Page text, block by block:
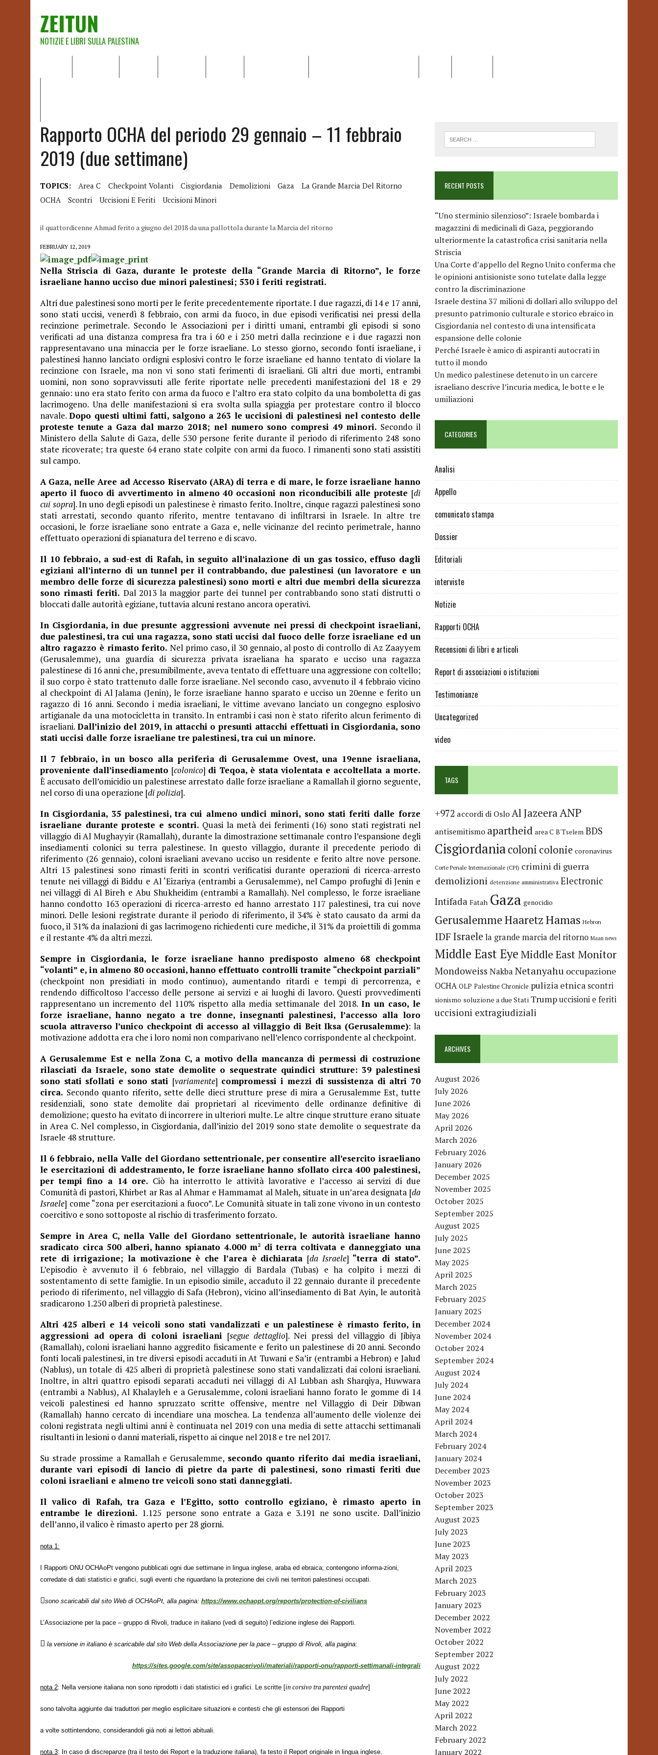
ZEITUN
NOTIZIE E LIBRI SULLA PALESTINA
Rapporto OCHA del periodo 29 gennaio – 11 febbraio
2019 (due settimane)
TOPICS: Area C Checkpoint Volanti Cisgiordania Demolizioni Gaza
La Grande Marcia Del Ritorno
OCHA
Scontri Uccisioni E Feriti Uccisioni Minori
il quattordicenne Ahmad ferito a giugno del 2018 da una pallottola durante la Marcia del ritorno
FEBRUARY 12, 2019
Nella Striscia di Gaza, durante le proteste della “Grande Marcia di Ritorno”, le forze
israeliane hanno ucciso due minori palestinesi; 530 i feriti registrati.
Altri due palestinesi sono morti per le ferite precedentemente riportate. I due ragazzi, di 14 e 17 anni,
sono stati uccisi, venerdì 8 febbraio, con armi da fuoco, in due episodi verificatisi nei pressi della
recinzione perimetrale. Secondo le Associazioni per i diritti umani, entrambi gli episodi si sono
verificati ad una distanza compresa fra tra i 60 e i 250 metri dalla recinzione e i due ragazzi non
rappresentavano una minaccia per le forze israeliane. Lo stesso giorno, secondo fonti israeliane, i
palestinesi hanno lanciato ordigni esplosivi contro le forze israeliane ed hanno tentato di violare la
recinzione con Israele, ma non vi sono stati ferimenti di israeliani. Gli altri due morti, entrambi
uomini, non sono sopravvissuti alle ferite riportate nelle precedenti manifestazioni del 18 e 29
gennaio: uno era stato ferito con arma da fuoco e l’altro era stato colpito da una bomboletta di gas
lacrimogeno. Una delle manifestazioni si era svolta sulla spiaggia per protestare contro il blocco
navale.Dopo questi ultimi fatti, salgono a 263 le uccisioni di palestinesi nel contesto delle
proteste tenute a Gaza dal marzo 2018; nel numero sono compresi 49 minori. Secondo il
Ministero della Salute di Gaza, delle 530 persone ferite durante il periodo di riferimento 248 sono
state ricoverate; tra queste 64 erano state colpite con armi da fuoco. I rimanenti sono stati assistiti
sul campo.
A Gaza, nelle Aree ad Accesso Riservato (ARA) di terra e di mare, le forze israeliane hanno
aperto il fuoco di avvertimento in almeno 40 occasioni non riconducibili alle proteste [di
cui sopra]. In uno degli episodi un palestinese è rimasto ferito. Inoltre, cinque ragazzi palestinesi sono
stati arrestati, secondo quanto riferito, mentre tentavano di infiltrarsi in Israele. In altre tre
occasioni, le forze israeliane sono entrate a Gaza e, nelle vicinanze del recinto perimetrale, hanno
effettuato operazioni di spianatura del terreno e di scavo.
Il 10 febbraio, a sud-est di Rafah, in seguito all’inalazione di un gas tossico, effuso dagli
egiziani all’interno di un tunnel per il contrabbando, due palestinesi (un lavoratore e un
membro delle forze di sicurezza palestinesi) sono morti e altri due membri della sicurezza
sono rimasti feriti. Dal 2013 la maggior parte dei tunnel per contrabbando sono stati distrutti o
bloccati dalle autorità egiziane, tuttavia alcuni restano ancora operativi.
In Cisgiordania, in due presunte aggressioni avvenute nei pressi di checkpoint israeliani,
due palestinesi, tra cui una ragazza, sono stati uccisi dal fuoco delle forze israeliane ed un
altro ragazzo è rimasto ferito. Nel primo caso, il 30 gennaio, al posto di controllo di Az Zaayyem
(Gerusalemme), una guardia di sicurezza privata israeliana ha sparato e ucciso una ragazza
palestinese di 16 anni che, presumibilmente, aveva tentato di effettuare una aggressione con coltello;
il suo corpo è stato trattenuto dalle forze israeliane. Nel secondo caso, avvenuto il 4 febbraio vicino
al checkpoint di Al Jalama (Jenin), le forze israeliane hanno sparato e ucciso un 20enne e ferito un
ragazzo di 16 anni. Secondo i media israeliani, le vittime avevano lanciato un congegno esplosivo
artigianale da una motocicletta in transito. In entrambi i casi non è stato riferito alcun ferimento di
israeliani. Dall’inizio del 2019, in attacchi o presunti attacchi effettuati in Cisgiordania, sono
stati uccisi dalle forze israeliane tre palestinesi, tra cui un minore.
Il 7 febbraio, in un bosco alla periferia di Gerusalemme Ovest, una 19enne israeliana,
proveniente dall’insediamento [colonico] di Teqoa, è stata violentata e accoltellata a morte.
È accusato dell’omicidio un palestinese arrestato dalle forze israeliane a Ramallah il giorno seguente,
nel corso di una operazione [di polizia].
In Cisgiordania, 35 palestinesi, tra cui almeno undici minori, sono stati feriti dalle forze
israeliane durante proteste e scontri. Quasi la metà dei ferimenti (16) sono stati registrati nel
villaggio di Al Mughayyir (Ramallah), durante la dimostrazione settimanale contro l’espansione degli
insediamenti colonici su terra palestinese. In questo villaggio, durante il precedente periodo di
riferimento (26 gennaio), coloni israeliani avevano ucciso un residente e ferito altre nove persone.
Altri 13 palestinesi sono rimasti feriti in scontri verificatisi durante operazioni di ricerca-arresto
tenute nei villaggi di Biddu e Al ‘Eizariya (entrambi a Gerusalemme), nel Campo profughi di Jenin e
nei villaggi di Al Bireh e Abu Shukheidim (entrambi a Ramallah). Nel complesso, le forze israeliane
hanno condotto 163 operazioni di ricerca-arresto ed hanno arrestato 117 palestinesi, tra cui nove
minori. Delle lesioni registrate durante il periodo di riferimento, il 34% è stato causato da armi da
fuoco, il 31% da inalazioni di gas lacrimogeno richiedenti cure mediche, il 31% da proiettili di gomma
e il restante 4% da altri mezzi.
Sempre in Cisgiordania, le forze israeliane hanno predisposto almeno 68 checkpoint
“volanti” e, in almeno 80 occasioni, hanno effettuato controlli tramite “checkpoint parziali”
(checkpoint non presidiati in modo continuo), aumentando ritardi e tempi di percorrenza, e
rendendo difficoltoso l’accesso delle persone ai servizi e ai luoghi di lavoro. Questi provvedimenti
rappresentano un incremento del 110% rispetto alla media settimanale del 2018. In un caso, le
forze israeliane, hanno negato a tre donne, insegnanti palestinesi, l’accesso alla loro
scuola attraverso l’unico checkpoint di accesso al villaggio di Beit Iksa (Gerusalemme): la
motivazione addotta era che i loro nomi non comparivano nell’elenco corrispondente al checkpoint.
A Gerusalemme Est e nella Zona C, a motivo della mancanza di permessi di costruzione
rilasciati da Israele, sono state demolite o sequestrate quindici strutture: 39 palestinesi
sono stati sfollati e sono stati [variamente] compromessi i mezzi di sussistenza di altri 70
circa. Secondo quanto riferito, sette delle dieci strutture prese di mira a Gerusalemme Est, tutte
residenziali, sono state demolite dai proprietari al ricevimento delle ordinanze definitive di
demolizione; questo ha evitato di incorrere in ulteriori multe. Le altre cinque strutture erano situate
in Area C. Nel complesso, in Cisgiordania, dall’inizio del 2019 sono state demolite o sequestrate da
Israele 48 strutture.
Il 6 febbraio, nella Valle del Giordano settentrionale, per consentire all’esercito israeliano
le esercitazioni di addestramento, le forze israeliane hanno sfollato circa 400 palestinesi,
per tempi fino a 14 ore. Ciò ha interrotto le attività lavorative e l’accesso ai servizi di due
Comunità di pastori, Khirbet ar Ras al Ahmar e Hammamat al Maleh, situate in un’area designata [da
Israele] come “zona per esercitazioni a fuoco”. Le Comunità situate in tali zone vivono in un contesto
coercitivo e sono sottoposte al rischio di trasferimento forzato.
Sempre in Area C, nella Valle del Giordano settentrionale, le autorità israeliane hanno
sradicato circa 500 alberi, hanno spianato 4.000 m2
di terra coltivata e danneggiato una
rete di irrigazione; la motivazione è che l’area è dichiarata [da Israele] “terra di stato”.
L’episodio è avvenuto il 6 febbraio, nel villaggio di Bardala (Tubas) e ha colpito i mezzi di
sostentamento di sette famiglie. In un episodio simile, accaduto il 22 gennaio durante il precedente
periodo di riferimento, nel villaggio di Safa (Hebron), vicino all’insediamento di Bat Ayin, le autorità
sradicarono 1.250 alberi di proprietà palestinese.
Altri 425 alberi e 14 veicoli sono stati vandalizzati e un palestinese è rimasto ferito, in
aggressioni ad opera di coloni israeliani [segue dettaglio]. Nei pressi del villaggio di Jibiya
(Ramallah), coloni israeliani hanno aggredito fisicamente e ferito un palestinese di 20 anni. Secondo
fonti locali palestinesi, in tre diversi episodi accaduti in At Tuwani e Sa’ir (entrambi a Hebron) e Jalud
(Nablus), un totale di 425 alberi di proprietà palestinese sono stati vandalizzati dai coloni israeliani.
Inoltre, in altri quattro episodi separati accaduti nei villaggi di Al Lubban ash Sharqiya, Huwwara
(entrambi a Nablus), Al Khalayleh e a Gerusalemme, coloni israeliani hanno forato le gomme di 14
veicoli palestinesi ed hanno spruzzato scritte offensive, mentre nel Villaggio di Deir Dibwan
(Ramallah) hanno cercato di incendiare una moschea. La tendenza all’aumento delle violenze dei
coloni registrata negli ultimi anni è continuata nel 2019 con una media di sette attacchi settimanali
risultanti in lesioni o danni materiali, rispetto ai cinque nel 2018 e tre nel 2017.
Su strade prossime a Ramallah e Gerusalemme, secondo quanto riferito dai media israeliani,
durante vari episodi di lancio di pietre da parte di palestinesi, sono rimasti feriti due
coloni israeliani e almeno tre veicoli sono stati danneggiati.
Il valico di Rafah, tra Gaza e l’Egitto, sotto controllo egiziano, è rimasto aperto in
entrambe le direzioni. 1.125 persone sono entrate a Gaza e 3.191 ne sono uscite. Dall’inizio
dell’anno, il valico è rimasto aperto per 28 giorni.
nota 1:
I Rapporti ONU OCHAoPt vengono pubblicati ogni due settimane in lingua inglese, araba ed ebraica; contengono informa-zioni,
corredate di dati statistici e grafici, sugli eventi che riguardano la protezione dei civili nei territori palestinesi occupati.
sono scaricabili dal sito Web di OCHAoPt, alla pagina: https://www.ochaopt.org/reports/protection-of-civilians
L’Associazione per la pace – gruppo di Rivoli, traduce in italiano (vedi di seguito) l’edizione inglese dei Rapporti.
 la versione in italiano è scaricabile dal sito Web della Associazione per la pace – gruppo di Rivoli, alla pagina:
https://sites.google.com/site/assopacerivoli/materiali/rapporti-onu/rapporti-settimanali-integrali
nota 2: Nella versione italiana non sono riprodotti i dati statistici ed i grafici. Le scritte [in corsivo tra parentesi quadre]
sono talvolta aggiunte dai traduttori per meglio esplicitare situazioni e contesti che gli estensori dei Rapporti
a volte sottintendono, considerandoli già noti ai lettori abituali.
nota 3: In caso di discrepanze (tra il testo dei Report e la traduzione italiana), fa testo il Report originale in lingua inglese.
RECENT POSTS
“Uno sterminio silenzioso”: Israele bombarda i
magazzini di medicinali di Gaza, peggiorando
ulteriormente la catastrofica crisi sanitaria nella
Striscia
Una Corte d’appello del Regno Unito conferma che
le opinioni antisioniste sono tutelate dalla legge
contro la discriminazione
Israele destina 37 milioni di dollari allo sviluppo del
presunto patrimonio culturale e storico ebraico in
Cisgiordania nel contesto di una intensificata
espansione delle colonie
Perché Israele è amico di aspiranti autocrati in
tutto il mondo
Un medico palestinese detenuto in un carcere
israeliano descrive l’incuria medica, le botte e le
umiliazioni
CATEGORIES
Analisi
Appello
comunicato stampa
Dossier
Editoriali
interviste
Notizie
Rapporti OCHA
Recensioni di libri e articoli
Report di associazioni o istituzioni
Testimonianze
Uncategorized
video
TAGS
+972 accordi di OsloAl JazeeraANP
antisemitismo apartheid area C B'Tselem BDS
Cisgiordaniacoloni colonie coronavirus
Corte Penale Internazionale (CPI) crimini di guerra
demolizioni detenzione amministrativa Electronic
Intifada Fatah Gaza genocidio
GerusalemmeHaaretzHamas Hebron
IDF Israele la grande marcia del ritorno Maan news
Middle East Eye Middle East Monitor
Mondoweiss Nakba Netanyahu occupazione
OCHA OLP Palestine Chronicle pulizia etnica scontri
sionismo soluzione a due Stati Trumpuccisioni e feriti
uccisioni extragiudiziali
ARCHIVES
August 2026
July 2026
June 2026
May 2026
April 2026
March 2026
February 2026
January 2026
December 2025
November 2025
October 2025
September 2025
August 2025
July 2025
June 2025
May 2025
April 2025
March 2025
February 2025
January 2025
December 2024
November 2024
October 2024
September 2024
August 2024
July 2024
June 2024
May 2024
April 2024
March 2024
February 2024
January 2024
December 2023
November 2023
October 2023
September 2023
August 2023
July 2023
June 2023
May 2023
April 2023
March 2023
February 2023
January 2023
December 2022
November 2022
October 2022
September 2022
August 2022
July 2022
June 2022
May 2022
April 2022
March 2022
February 2022
January 2022